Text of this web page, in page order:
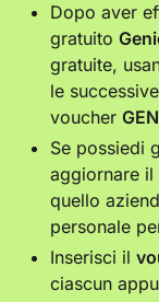
Dopo aver
gratuito
gratuite,
le successive
voucher
Se possiedi
aggiornare
quello
personale
Inserisci il
ciascun